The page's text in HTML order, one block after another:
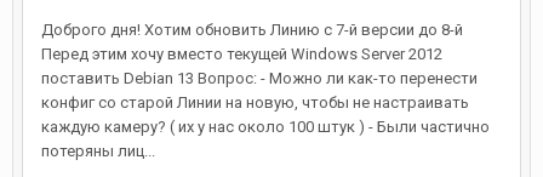
Доброго дня! Хотим обновить Линию с 7-й версии до 8-й
Перед этим хочу вместо текущей Windows Server 2012
поставить Debian 13 Вопрос: - Можно ли как-то перенести
конфиг со старой Линии на новую, чтобы не настраивать
каждую камеру? ( их у нас около 100 штук ) - Были частично
потеряны лиц...